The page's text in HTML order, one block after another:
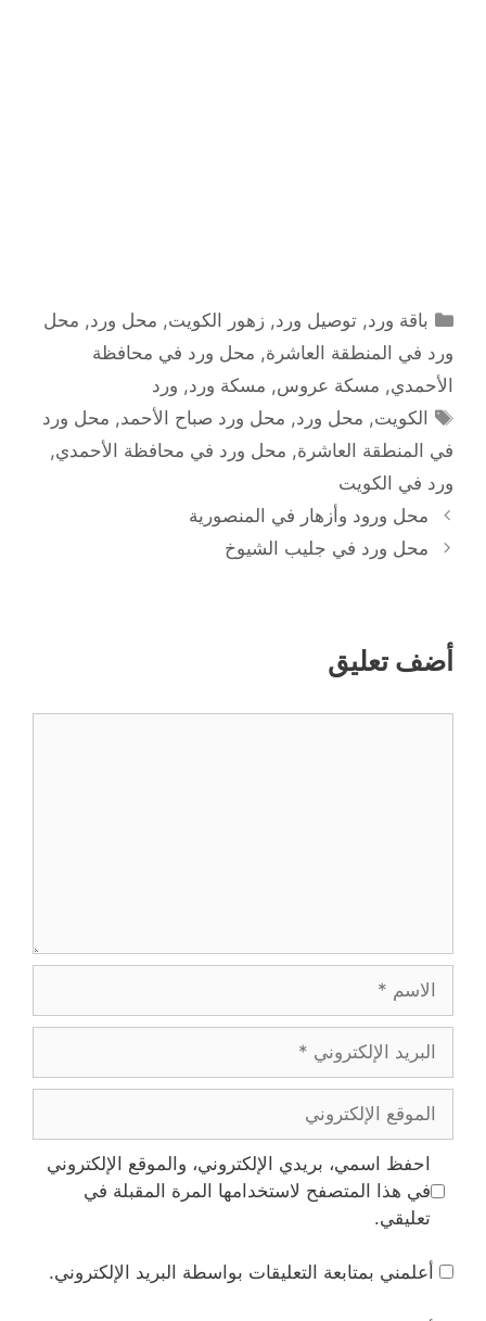
التصنيفات
باقة ورد,توصيل ورد,زهور الكويت, محل ورد, محل
ورد في المنطقة العاشرة, محل ورد في محافظة
الأحمدي, مسكة عروس, مسكة ورد, ورد
الوسوم
الكويت, محل ورد, محل ورد صباح الأحمد, محل ورد
في المنطقة العاشرة, محل ورد في محافظة الأحمدي,
ورد في الكويت
محل ورود وأزهار في المنصورية
محل ورد في جليب الشيوخ
أضف تعليق
الإلكتروني
الإلكتروني
احفظ اسمي، بريدي الإلكتروني، والموقع الإلكتروني
في هذا المتصفح لاستخدامها المرة المقبلة في
تعليقي.
أعلمني بمتابعة التعليقات بواسطة البريد الإلكتروني.